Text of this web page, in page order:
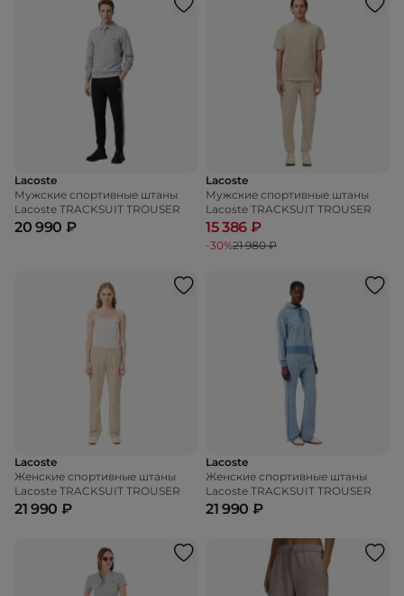
Lacoste
Мужские спортивные штаны
Lacoste TRACKSUIT TROUSER
20 990 ₽
Lacoste
Мужские спортивные штаны
Lacoste TRACKSUIT TROUSER
15 386 ₽
-30%21 980 ₽
Lacoste
Женские спортивные штаны
Lacoste TRACKSUIT TROUSER
21 990 ₽
Lacoste
Женские спортивные штаны
Lacoste TRACKSUIT TROUSER
21 990 ₽